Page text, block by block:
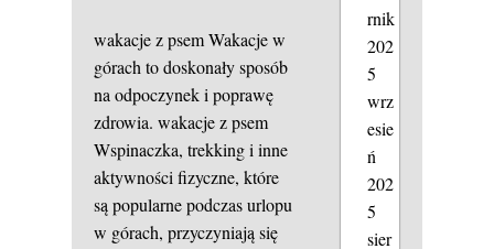
wakacje z psemWakacje w
górach to doskonały sposób
na odpoczynek i poprawę
zdrowia. wakacje z psem
Wspinaczka, trekking i inne
aktywności fizyczne, które
są popularne podczas urlopu
w górach, przyczyniają się
rnik
202
5
wrz
esie
ń
202
5
sier